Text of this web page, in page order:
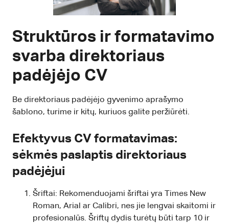
Struktūros ir formatavimo
svarba direktoriaus
padėjėjo CV
Be direktoriaus padėjėjo gyvenimo aprašymo
šablono, turime ir kitų, kuriuos galite peržiūrėti.
Efektyvus CV formatavimas:
sėkmės paslaptis direktoriaus
padėjėjui
Šriftai: Rekomenduojami šriftai yra Times New
Roman, Arial ar Calibri, nes jie lengvai skaitomi ir
profesionalūs. Šriftų dydis turėtų būti tarp 10 ir